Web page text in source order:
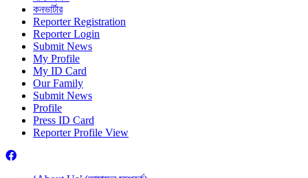
কনভার্টার
Reporter Registration
Reporter Login
Submit News
My Profile
My ID Card
Our Family
Submit News
Profile
Press ID Card
Reporter Profile View